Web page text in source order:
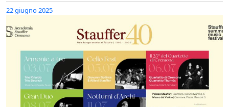
22 giugno 2025